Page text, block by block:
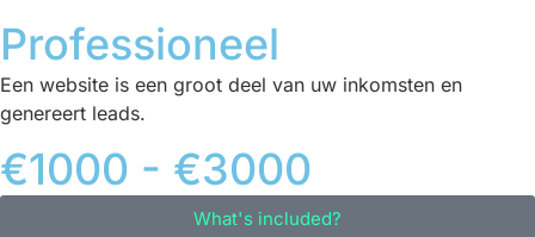
Professioneel
Een website is een groot deel van uw inkomsten en
genereert leads.
€1000 - €3000
What's included?